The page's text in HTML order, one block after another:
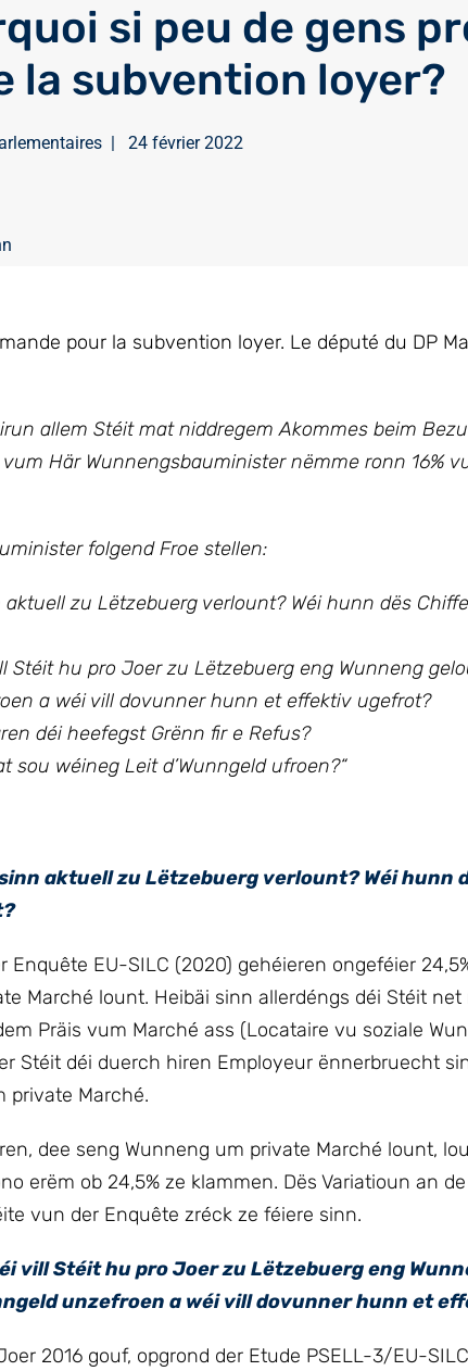
si peu de gens
la subvention loyer?
| 24 février 2022
pour la subvention loyer. Le député du DP
allem Stéit mat niddregem Akommes beim
Här Wunnengsbauminister nëmme ronn 16%
folgend Froe stellen:
zu Lëtzebuerg verlount? Wéi hunn dës
hu pro Joer zu Lëtzebuerg eng Wunneng
a wéi vill dovunner hunn et effektiv ugefrot?
déi heefegst Grënn fir e Refus?
sou wéineg Leit d’Wunngeld ufroen?“
aktuell zu Lëtzebuerg verlount? Wéi hunn
EU-SILC (2020) gehéieren ongeféier
Marché lount. Heibäi sinn allerdéngs déi Stéit
Präis vum Marché ass (Locataire vu soziale
Stéit déi duerch hiren Employeur ënnerbruecht
private Marché.
dee seng Wunneng um private Marché lount,
erëm ob 24,5% ze klammen. Dës Variatioun an
vun der Enquête zréck ze féiere sinn.
vill Stéit hu pro Joer zu Lëtzebuerg eng
unzefroen a wéi vill dovunner hunn et
2016 gouf, opgrond der Etude PSELL-3/EU-SILC